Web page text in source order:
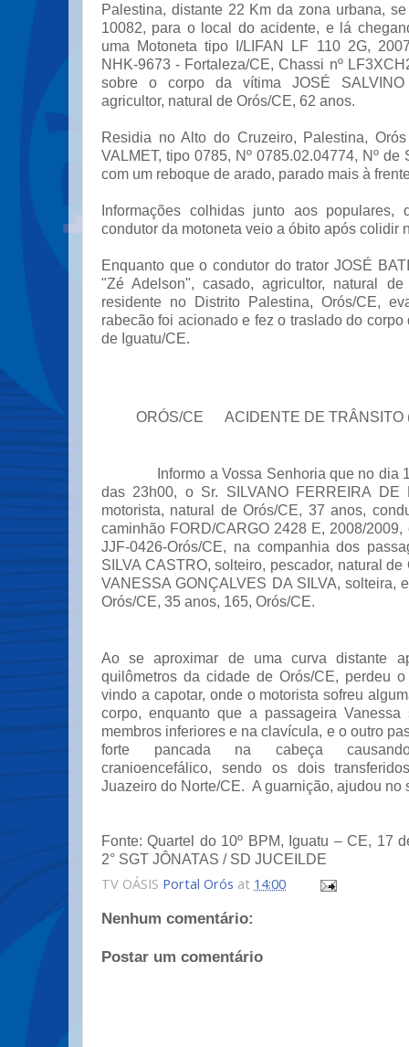
Palestina, distante 22 Km da zona urbana,
10082, para o local do acidente, e lá
uma Motoneta tipo I/LIFAN LF 110 2G,
NHK-9673 - Fortaleza/CE, Chassi nº
sobre o corpo da vítima JOSÉ
agricultor, natural de Orós/CE, 62 anos.
Residia no Alto do Cruzeiro, Palestina,
VALMET, tipo 0785, Nº 0785.02.04774, Nº de
com um reboque de arado, parado mais à
Informações colhidas junto aos populares,
condutor da motoneta veio a óbito após colidir
Enquanto que o condutor do trator JOSÉ
"Zé Adelson", casado, agricultor, natural
residente no Distrito Palestina, Orós/CE,
rabecão foi acionado e fez o traslado do corpo
de Iguatu/CE.
ORÓS/CE ACIDENTE DE TRÂNSITO
Informo a Vossa Senhoria que no dia
das 23h00, o Sr. SILVANO FERREIRA DE
motorista, natural de Orós/CE, 37 anos,
caminhão FORD/CARGO 2428 E, 2008/
JJF-0426-Orós/CE, na companhia dos
SILVA CASTRO, solteiro, pescador, natural
VANESSA GONÇALVES DA SILVA, solteira,
Orós/CE, 35 anos, 165, Orós/CE.
Ao se aproximar de uma curva distante
quilômetros da cidade de Orós/CE, perdeu
vindo a capotar, onde o motorista sofreu
corpo, enquanto que a passageira Vanessa
membros inferiores e na clavícula, e o outro
forte pancada na cabeça
cranioencefálico, sendo os dois
Juazeiro do Norte/CE. A guarnição, ajudou no
Fonte: Quartel do 10º BPM, Iguatu – CE, 17
2° SGT JÔNATAS / SD JUCEILDE
TV OÁSIS Portal Orós at 14:00
Nenhum comentário:
Postar um comentário